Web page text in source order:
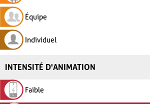
Équipe
Individuel
INTENSITÉ D'ANIMATION
Faible